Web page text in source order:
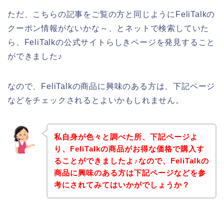
ただ、こちらの記事をご覧の方と同じようにFeliTalkの
クーポン情報がないかな～、とネットで検索していた
ら、FeliTalkの公式サイトらしきページを発見すること
ができました♪
なので、FeliTalkの商品に興味のある方は、下記ページ
などをチェックされるとよいかもしれません。
私自身が色々と調べた所、下記ページよ
り、FeliTalkの商品がお得な価格で購入す
ることができましたよ♪なので、FeliTalkの
商品に興味のある方は下記ページなどを参
考にされてみてはいかがでしょうか？